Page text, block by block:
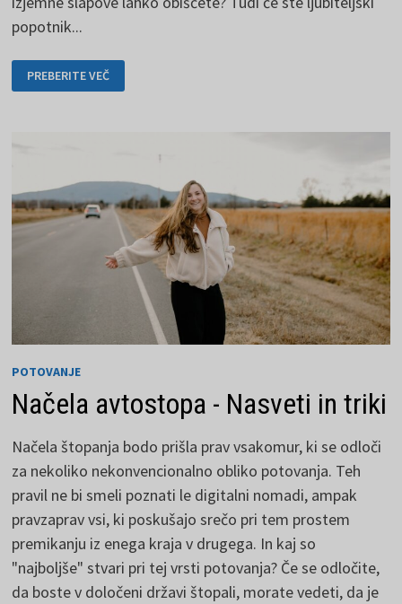
popotnik...
NAJLEPŠI
SLAPOVI
NA
PREBERITE VEČ
POTOVANJE
Načela avtostopa - Nasveti in triki
Načela štopanja bodo prišla prav vsakomur, ki se odloči
za nekoliko nekonvencionalno obliko potovanja. Teh
pravil ne bi smeli poznati le digitalni nomadi, ampak
pravzaprav vsi, ki poskušajo srečo pri tem prostem
premikanju iz enega kraja v drugega. In kaj so
"najboljše" stvari pri tej vrsti potovanja? Če se odločite,
da boste v določeni državi štopali, morate vedeti, da je